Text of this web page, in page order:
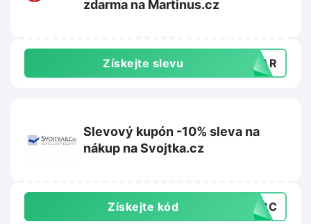
zdarma na Martinus.cz
Získejte slevu AZAR
Slevový kupón -10% sleva na
nákup na Svojtka.cz
Získejte kód ARBC